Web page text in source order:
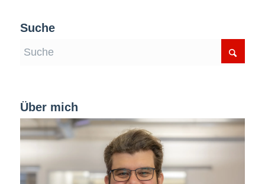
Suche
Über mich